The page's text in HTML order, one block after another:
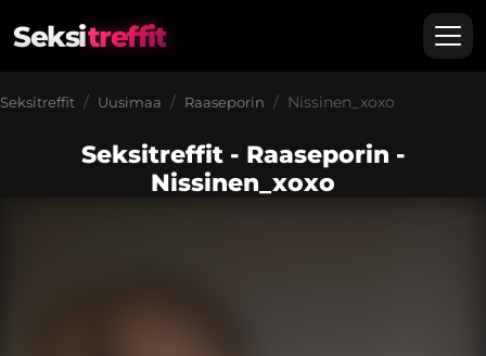
Seksitreffit
Seksitreffit Uusimaa Raaseporin Nissinen_xoxo
Seksitreffit - Raaseporin -
Nissinen_xoxo